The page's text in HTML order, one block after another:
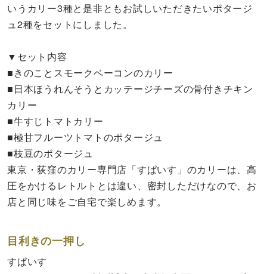
いうカリー3種と是非ともお試しいただきたいポタージ
ュ2種をセットにしました。
▼セット内容
■きのことスモークベーコンのカリー
■日本ほうれんそうとカッテージチーズの骨付きチキン
カリー
■牛すじトマトカリー
■極甘フルーツトマトのポタージュ
■枝豆のポタージュ
東京・荻窪のカリー専門店「すぱいす」のカリーは、高
圧をかけるレトルトとは違い、密封しただけなので、お
店と同じ味をご自宅で楽しめます。
目利きの一押し
すぱいす